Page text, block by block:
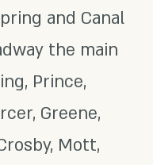
and Canal
the main
Prince,
Greene,
Mott,